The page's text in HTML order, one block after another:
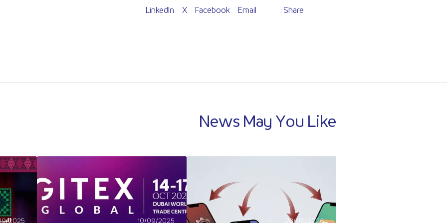
Share :
Email
Facebook
X
LinkedIn
News May You Like